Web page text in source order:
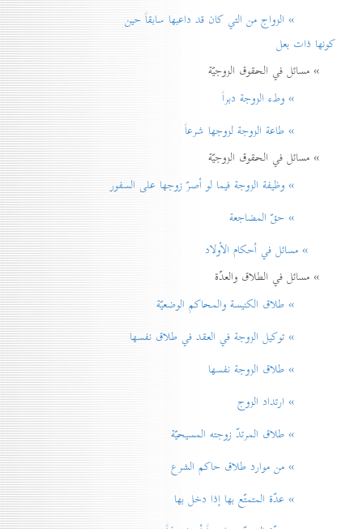
» الزواج من التي كان قد داعبها سابقاً حين
كونها ذات بعل
» مسائل في الحقوق الزوجيّة
» وطء الزوجة دبراً
» طاعة الزوجة لزوجها شرعاً
» مسائل في الحقوق الزوجيّة
» وظيفة الزوجة فيما لو أصرّ زوجها على السفور
» حقّ المضاجعة
» مسائل في أحكام الأولاد
» مسائل في الطلاق والعدّة
» طلاق الكنيسة والمحاكم الوضعيّة
» توكيل الزوجة في العقد في طلاق نفسها
» طلاق الزوجة نفسها
» ارتداد الزوج
» طلاق المرتدّ زوجته المسيحيّة
» من موارد طلاق حاكم الشرع
» عدّة المتمتّع بها إذا دخل بها